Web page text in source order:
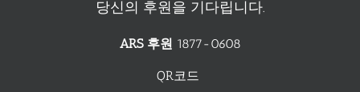
당신의 후원을 기다립니다.
ARS 후원 1877-0608
QR코드